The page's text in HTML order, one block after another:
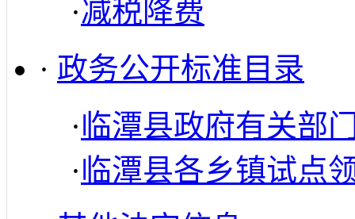
·减税降费
· 政务公开标准目录
·临潭县政府有关部
·临潭县各乡镇试点